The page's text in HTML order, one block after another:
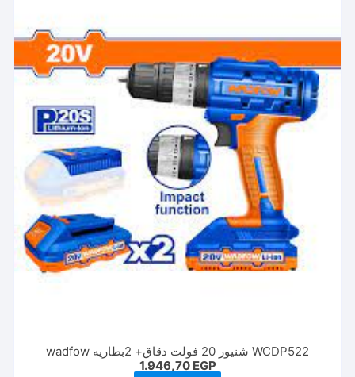
WCDP522 شنیور 20 فولت دقاق+ 2بطاريه wadfow
1.946,70 EGP